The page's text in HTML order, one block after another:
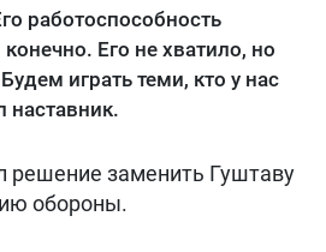
работоспособность
Его не хватило, но
играть теми, кто у нас
наставник.
решение заменить Гуштаву
обороны.